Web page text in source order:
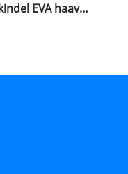
Veekindel EVA haavaplaaster